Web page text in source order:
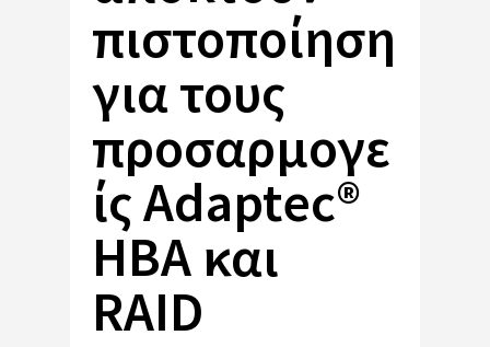
πιστοποίηση
για τους
προσαρμογε
ίς Adaptec®
HBA και
RAID